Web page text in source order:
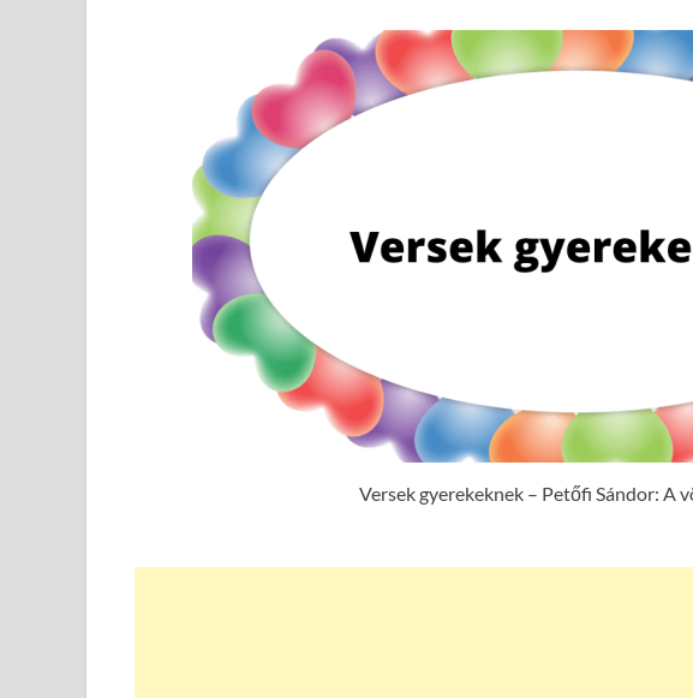
Versek gyerekeknek – Petőfi Sándor: A